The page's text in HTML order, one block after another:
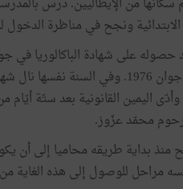
ونجح في مناظرة الدخول
الاقتصادية وتحصّل على الإجازة في
المحامين المتربّصين في 6 ماي 1977 وأدّى اليمين
محمّد عزّوز.
منذ بداية طريقه محاميا إلى أن
مراحل للوصول إلى هذه